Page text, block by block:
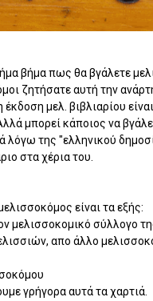
βήμα πως θα βγάλετε
ζητήσατε αυτή την
μελ. βιβλιαρίου
μπορεί κάποιος να
λόγω της "ελληνικού
στα χέρια του.
είναι τα εξής:
μελισσοκομικό σύλλογο
απο άλλο
γρήγορα αυτά τα χαρτιά.